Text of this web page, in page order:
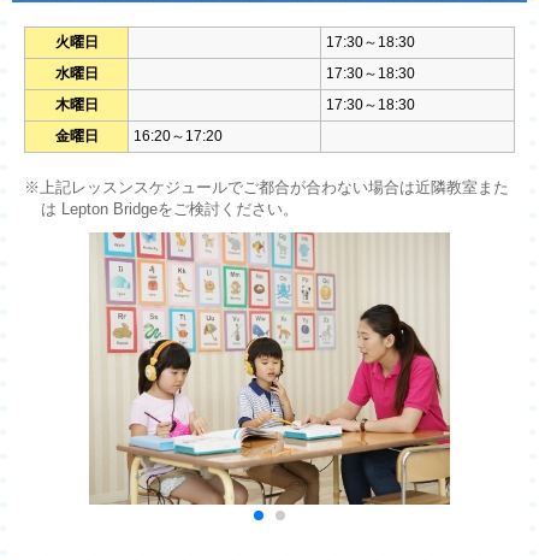
火曜日
17:30～18:30
水曜日
17:30～18:30
木曜日
17:30～18:30
金曜日
16:20～17:20
※上記レッスンスケジュールでご都合が合わない場合は近隣教室また
は Lepton Bridgeをご検討ください。